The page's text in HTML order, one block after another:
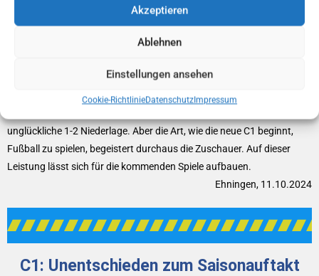
Akzeptieren
Ablehnen
Einstellungen ansehen
Cookie-RichtlinieDatenschutzImpressum
Spiel mit vielen hochkarätigen TSV-Torchancen rächte sich eine alte
Fußballweisheit.
Wer seine Chancen nicht nutzt, verliert am Ende das Spiel. Der Gegner
zahlreiche Chancen ungenutzt verstreichen ließen.
Aus 3 Chancen markierte der Gegner 2 Tore. Wir konnten den Platz
unglückliche 1-2 Niederlage. Aber die Art, wie die neue C1 beginnt,
Fußball zu spielen, begeistert durchaus die Zuschauer. Auf dieser
Leistung lässt sich für die kommenden Spiele aufbauen.
Ehningen, 11.10.2024
C1: Unentschieden zum Saisonauftakt